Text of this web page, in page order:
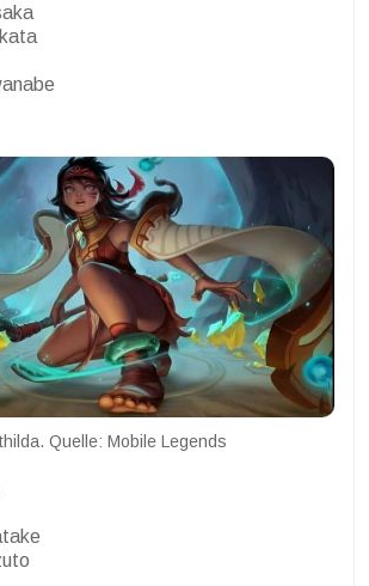
Quelle: Mobile Legends